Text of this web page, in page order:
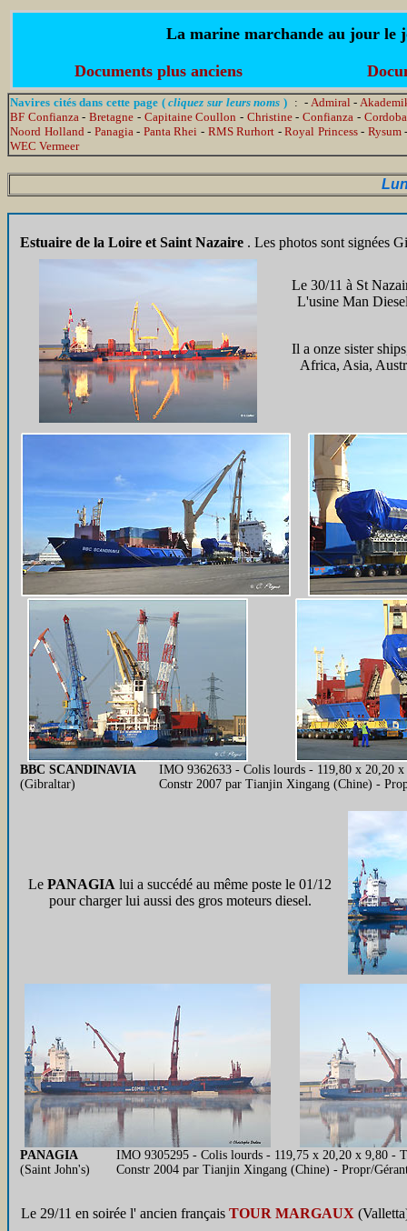
La marine marchande au jour le
Documents plus anciens
Navires cités dans cette page (cliquez sur leurs noms) : - Admiral-
BF Confianza-Bretagne - Capitaine Coullon - Christine-Confianza - Cordoba
Noord Holland- Panagia- Panta Rhei - RMS Rurhort -Royal Princess- Rysum
WEC Vermeer
Estuaire de la Loire et Saint Nazaire . Les photos sont signées
Le 30/11 à St
L'usine Man
Il a onze sister
Africa, Asia,
BBC SCANDINAVIA
(Gibraltar)
IMO 9362633 - Colis lourds - 119,80 x 20,20
Constr 2007 par Tianjin Xingang (Chine) -
Le PANAGIA lui a succédé au même poste le 01/12
pour charger lui aussi des gros moteurs diesel.
PANAGIA
(Saint John's)
IMO 9305295 - Colis lourds - 119,75 x 20,20 x 9,80 -
Constr 2004 par Tianjin Xingang (Chine) - Propr/
Le 29/11 en soirée l' ancien français TOUR MARGAUX